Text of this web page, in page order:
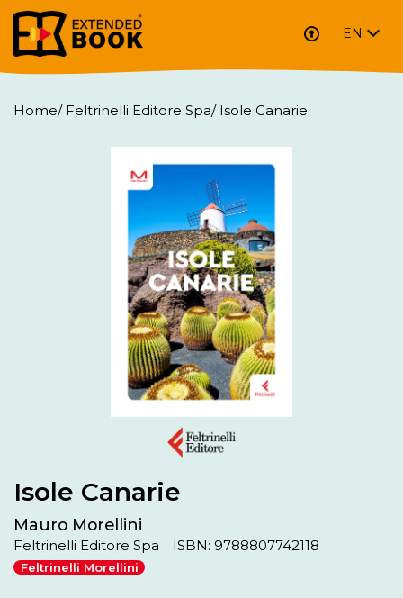
EN
Home/ Feltrinelli Editore Spa/ Isole Canarie
Isole Canarie
Mauro Morellini
Feltrinelli Editore Spa ISBN: 9788807742118
Feltrinelli Morellini